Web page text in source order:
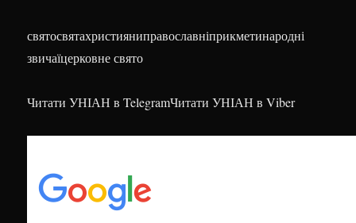
святосвятахристияниправославніприкметинародні
звичаїцерковне свято
Читати УНІАН в TelegramЧитати УНІАН в Viber